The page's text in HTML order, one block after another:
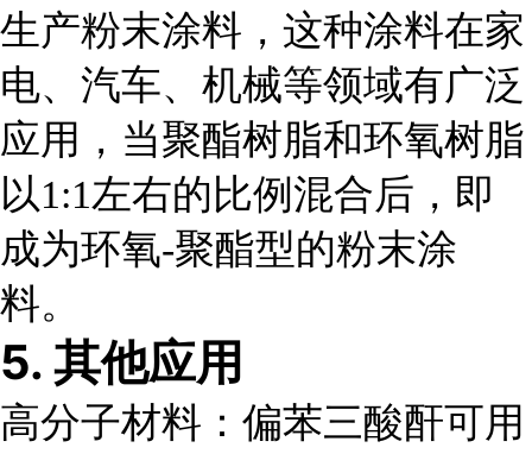
生产粉末涂料，这种涂料在家
电、汽车、机械等领域有广泛
应用，当聚酯树脂和环氧树脂
以1:1左右的比例混合后，即
成为环氧-聚酯型的粉末涂
料。
5. 其他应用
高分子材料 ：偏苯三酸酐可用